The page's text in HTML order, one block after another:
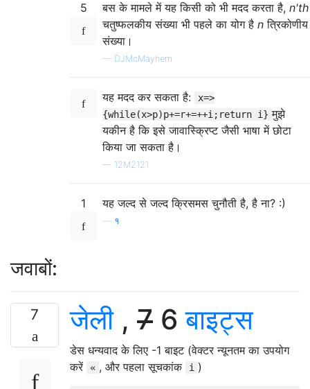
5 बस के मामले में यह किसी को भी मदद करता है, n'th
चतुष्फलकीय संख्या भी पहले का योग है n त्रिकोणीय
संख्या।
— DJMcMayhem
यह मदद कर सकता है:
x=>
{while(x>p)p+=r+=++i;return i} मुझे
यकीन है कि इसे जावास्क्रिप्ट जैसी भाषा में छोटा
किया जा सकता है।
— 12M2121
1 यह जल्द से जल्द क्रिसमस चुनौती है, है ना? :)
१
जवाबों:
7 जेली, 7 6बाइट्स
डेस धन्यवाद के लिए -1 बाइट (वेक्टर न्यूनतम का उपयोग
करें
« , और पहला सूचकांक i )